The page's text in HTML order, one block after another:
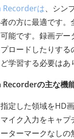
Recorderは、シン
の方に最適です
能です。録画デ
ロードしたりす
学習する必要はあ
の主な機
定した領域をHD
イク入力をキャプ
ターマークなし